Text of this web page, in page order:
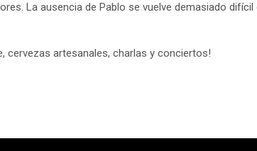
La ausencia de Pablo se vuelve demasiado
cervezas artesanales, charlas y conciertos!